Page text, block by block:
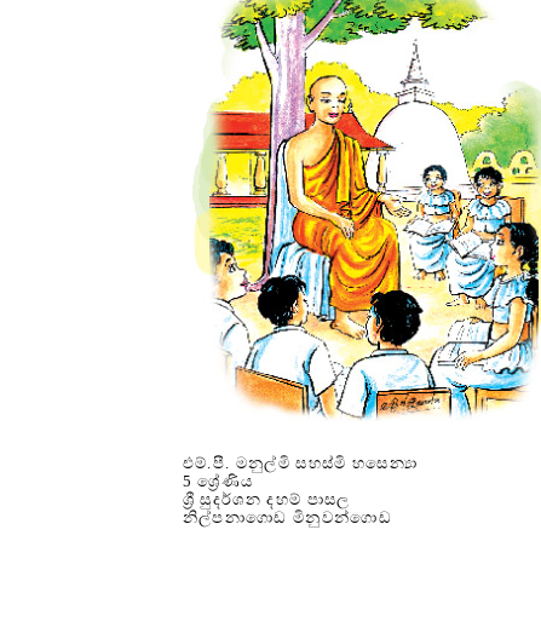
එම්.පී. මනුල්මි සහස්මි හසෙන්‍යා
5 ශ්‍රේණිය
ශ්‍රී සුදර්ශන දහම් පාසල
නිල්පනාගොඩ මිනුවන්ගොඩ